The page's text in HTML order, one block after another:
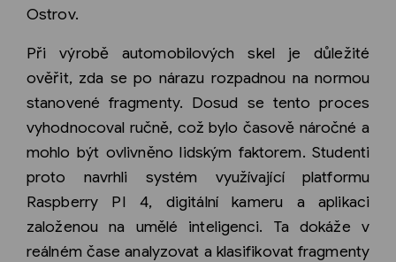
Ostrov.
Při výrobě automobilových skel je důležité
ověřit, zda se po nárazu rozpadnou na normou
stanovené fragmenty. Dosud se tento proces
vyhodnocoval ručně, což bylo časově náročné a
mohlo být ovlivněno lidským faktorem. Studenti
proto navrhli systém využívající platformu
Raspberry PI 4, digitální kameru a aplikaci
založenou na umělé inteligenci. Ta dokáže v
reálném čase analyzovat a klasifikovat fragmenty